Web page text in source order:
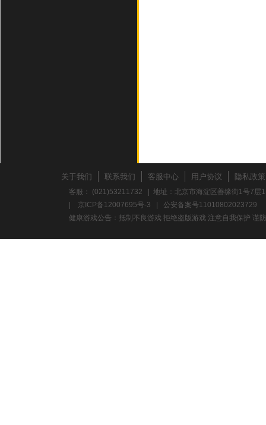
关于我们 联系我们 客服中心 用户协议 隐私政策
客服： (021)53211732 | 地址：北京市海淀区善缘街1号7
京ICP备12007695号-3
公安备案号11010802023729
健康游戏公告：抵制不良游戏 拒绝盗版游戏 注意自我保护 谨